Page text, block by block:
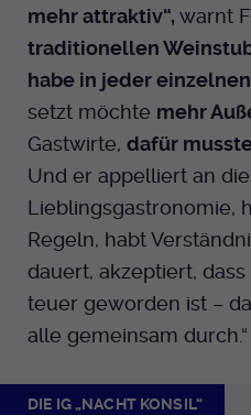
mehr attraktiv“, warnt
traditionellen
habe in jeder
setzt möchte mehr
Gastwirte, dafür
Und er appelliert an
Lieblingsgastronomie,
Regeln, habt
dauert, akzeptiert,
teuer geworden ist –
alle gemeinsam durch.“
DIE IG „NACHT KONSIL“